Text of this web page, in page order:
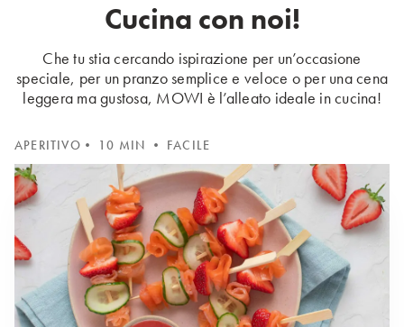
Cucina con noi!
Che tu stia cercando ispirazione per un’occasione
speciale, per un pranzo semplice e veloce o per una cena
leggera ma gustosa, MOWI è l’alleato ideale in cucina!
APERITIVO • 10 MIN • FACILE